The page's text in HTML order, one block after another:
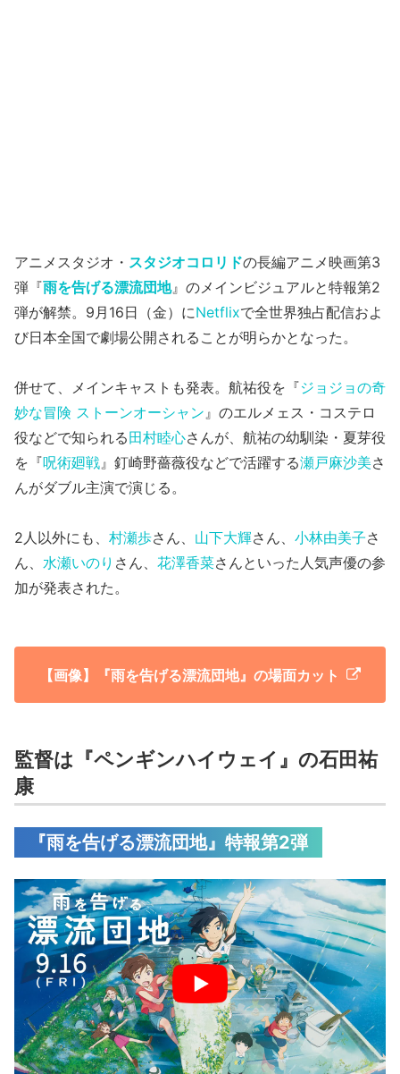
アニメスタジオ・ スタジオコロリドの長編アニメ映画第3
弾『雨を告げる漂流団地』のメインビジュアルと特報第2
弾が解禁。9月16日（金）にNetflixで全世界独占配信およ
び日本全国で劇場公開されることが明らかとなった。
併せて、メインキャストも発表。航祐役を『ジョジョの奇
妙な冒険 ストーンオーシャン』のエルメェス・コステロ
役などで知られる田村睦心さんが、航祐の幼馴染・夏芽役
を『呪術廻戦』釘崎野薔薇役などで活躍する瀬戸麻沙美さ
んがダブル主演で演じる。
2人以外にも、 村瀬歩さん、 山下大輝さん、 小林由美子さ
ん、 水瀬いのり さん、 花澤香菜さんといった人気声優の参
加が発表された。
【画像】『雨を告げる漂流団地』の場面カット
監督は『ペンギンハイウェイ』の石田祐
康
『雨を告げる漂流団地』特報第2弾